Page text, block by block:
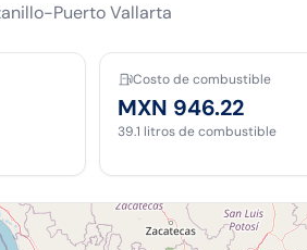
Puerto Vallarta
Costo de combustible
MXN 946.22
39.1 litros de combustible